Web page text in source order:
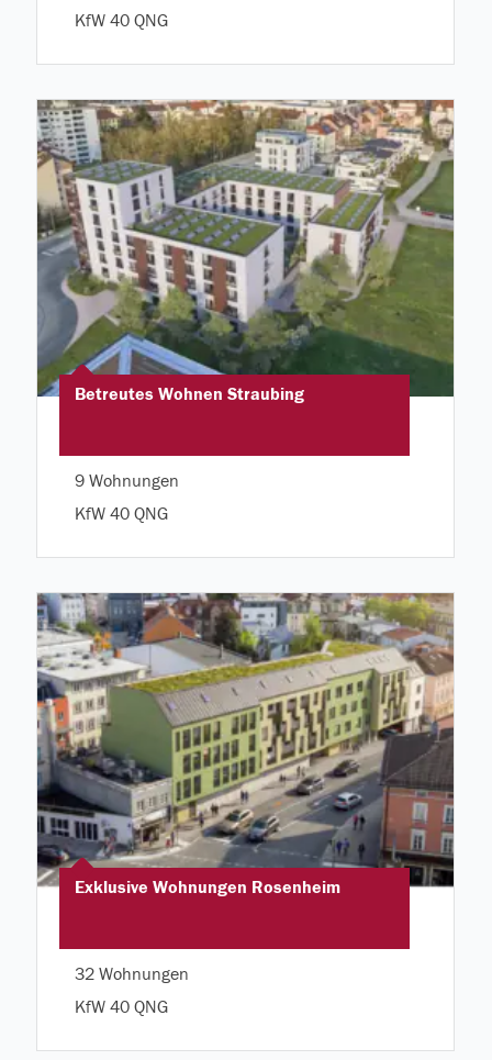
KfW 40 QNG
Betreutes Wohnen Straubing
9 Wohnungen
KfW 40 QNG
Exklusive Wohnungen Rosenheim
32 Wohnungen
KfW 40 QNG